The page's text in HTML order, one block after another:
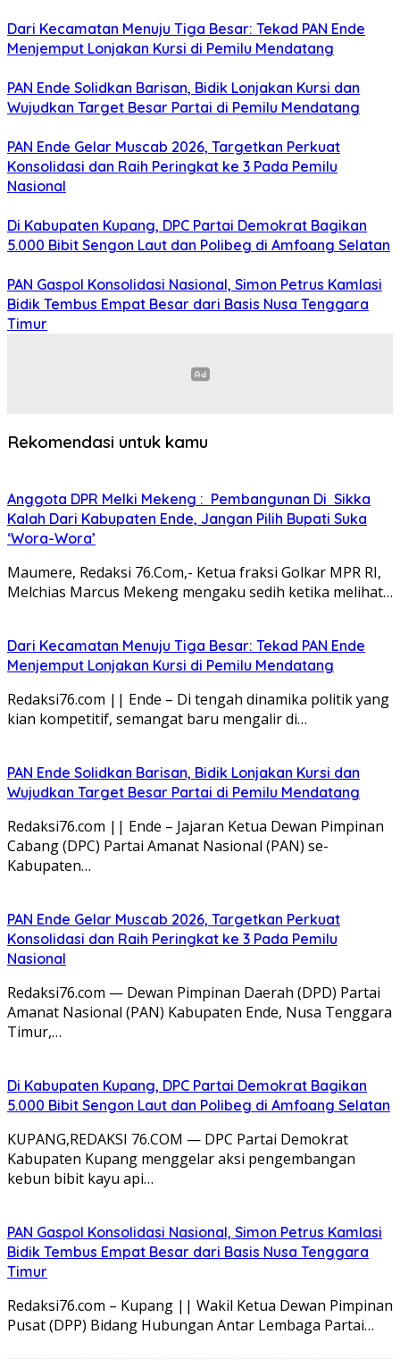
Dari Kecamatan Menuju Tiga Besar: Tekad PAN Ende
Menjemput Lonjakan Kursi di Pemilu Mendatang
PAN Ende Solidkan Barisan, Bidik Lonjakan Kursi dan
Wujudkan Target Besar Partai di Pemilu Mendatang
PAN Ende Gelar Muscab 2026, Targetkan Perkuat
Konsolidasi dan Raih Peringkat ke 3 Pada Pemilu
Nasional
Di Kabupaten Kupang, DPC Partai Demokrat Bagikan
5.000 Bibit Sengon Laut dan Polibeg di Amfoang Selatan
PAN Gaspol Konsolidasi Nasional, Simon Petrus Kamlasi
Bidik Tembus Empat Besar dari Basis Nusa Tenggara
Timur
Rekomendasi untuk kamu
Anggota DPR Melki Mekeng : Pembangunan Di Sikka
Kalah Dari Kabupaten Ende, Jangan Pilih Bupati Suka
‘Wora-Wora’
Maumere, Redaksi 76.Com,- Ketua fraksi Golkar MPR RI,
Melchias Marcus Mekeng mengaku sedih ketika melihat…
Dari Kecamatan Menuju Tiga Besar: Tekad PAN Ende
Menjemput Lonjakan Kursi di Pemilu Mendatang
Redaksi76.com || Ende – Di tengah dinamika politik yang
kian kompetitif, semangat baru mengalir di…
PAN Ende Solidkan Barisan, Bidik Lonjakan Kursi dan
Wujudkan Target Besar Partai di Pemilu Mendatang
Redaksi76.com || Ende – Jajaran Ketua Dewan Pimpinan
Cabang (DPC) Partai Amanat Nasional (PAN) se-
Kabupaten…
PAN Ende Gelar Muscab 2026, Targetkan Perkuat
Konsolidasi dan Raih Peringkat ke 3 Pada Pemilu
Nasional
Redaksi76.com — Dewan Pimpinan Daerah (DPD) Partai
Amanat Nasional (PAN) Kabupaten Ende, Nusa Tenggara
Timur,…
Di Kabupaten Kupang, DPC Partai Demokrat Bagikan
5.000 Bibit Sengon Laut dan Polibeg di Amfoang Selatan
KUPANG,REDAKSI 76.COM — DPC Partai Demokrat
Kabupaten Kupang menggelar aksi pengembangan
kebun bibit kayu api…
PAN Gaspol Konsolidasi Nasional, Simon Petrus Kamlasi
Bidik Tembus Empat Besar dari Basis Nusa Tenggara
Timur
Redaksi76.com – Kupang || Wakil Ketua Dewan Pimpinan
Pusat (DPP) Bidang Hubungan Antar Lembaga Partai…